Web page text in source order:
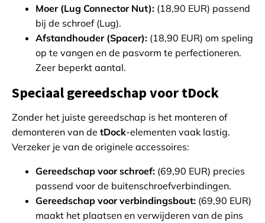
Moer (Lug Connector Nut): (18,90 EUR) passend
bij de schroef (Lug).
Afstandhouder (Spacer): (18,90 EUR) om speling
op te vangen en de pasvorm te perfectioneren.
Zeer beperkt aantal.
Speciaal gereedschap voor tDock
Zonder het juiste gereedschap is het monteren of
demonteren van de tDock-elementen vaak lastig.
Verzeker je van de originele accessoires:
Gereedschap voor schroef: (69,90 EUR) precies
passend voor de buitenschroefverbindingen.
Gereedschap voor verbindingsbout: (69,90 EUR)
maakt het plaatsen en verwijderen van de pins